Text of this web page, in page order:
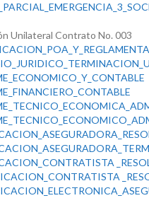
Unilateral Contrato No. 003